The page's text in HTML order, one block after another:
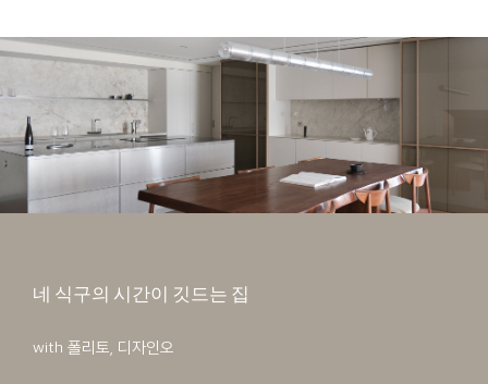
네 식구의 시간이 깃드는 집
with 폴리토, 디자인오